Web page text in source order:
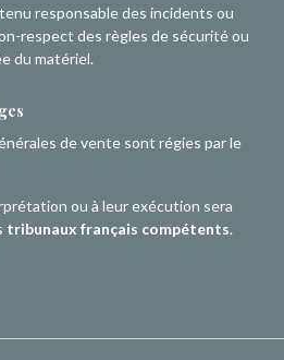
responsable des incidents ou
respect des règles de sécurité ou
du matériel.
de vente sont régies par le
ou à leur exécution sera
tribunaux français compétents.